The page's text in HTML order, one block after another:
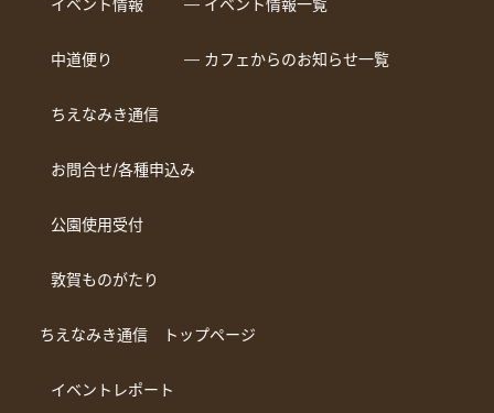
イベント情報 ― イベント情報一覧
中道便り ― カフェからのお知らせ一覧
ちえなみき通信
お問合せ/各種申込み
公園使用受付
敦賀ものがたり
ちえなみき通信 トップページ
イベントレポート